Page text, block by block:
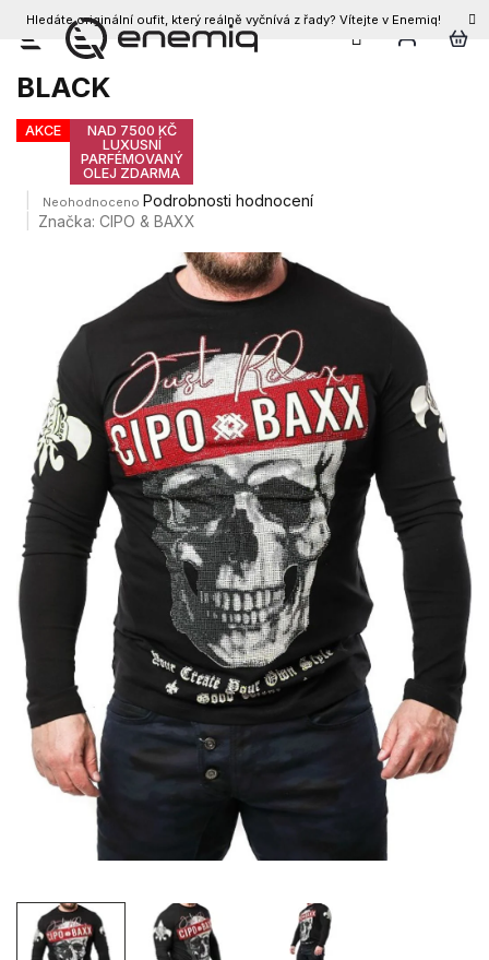
Přejít
obsah
Hledáte originální oufit, který reálně vyčnívá z řady? Vítejte v Enemiq!
CZK
Pánské triko CIPO & BAXX CL454
BLACK
AKCE
NAD 7500 KČ
LUXUSNÍ
PARFÉMOVANÝ
OLEJ ZDARMA
Průměrné
hodnocení
hvězdiček.
Neohodnoceno Podrobnosti hodnocení
Značka:CIPO & BAXX